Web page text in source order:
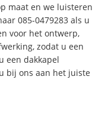
maat en we luisteren
085-0479283 als u
voor het ontwerp,
zodat u een
een dakkapel
bij ons aan het juiste